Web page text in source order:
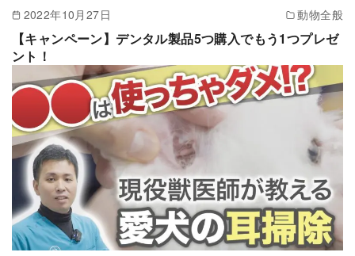
2022年10月27日 動物全般
【キャンペーン】デンタル製品5つ購入でもう1つプレゼ
ント！